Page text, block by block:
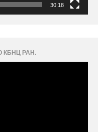
30:18
КБНЦ РАН.